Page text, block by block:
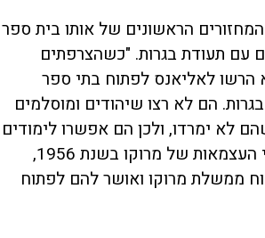
הראשונים של אותו בית ספר
עם תעודת בגרות. "כשהצרפתים
הרשו לאליאנס לפתוח בתי ספר
בגרות. הם לא רצו שיהודים ומוסלמים
לא ימרדו, ולכן הם אפשרו לימודים
רק עד כיתה י'. אחרי העצמאות של מרוקו בשנת 1956,
ממשלת מרוקו ואושר להם לפתוח